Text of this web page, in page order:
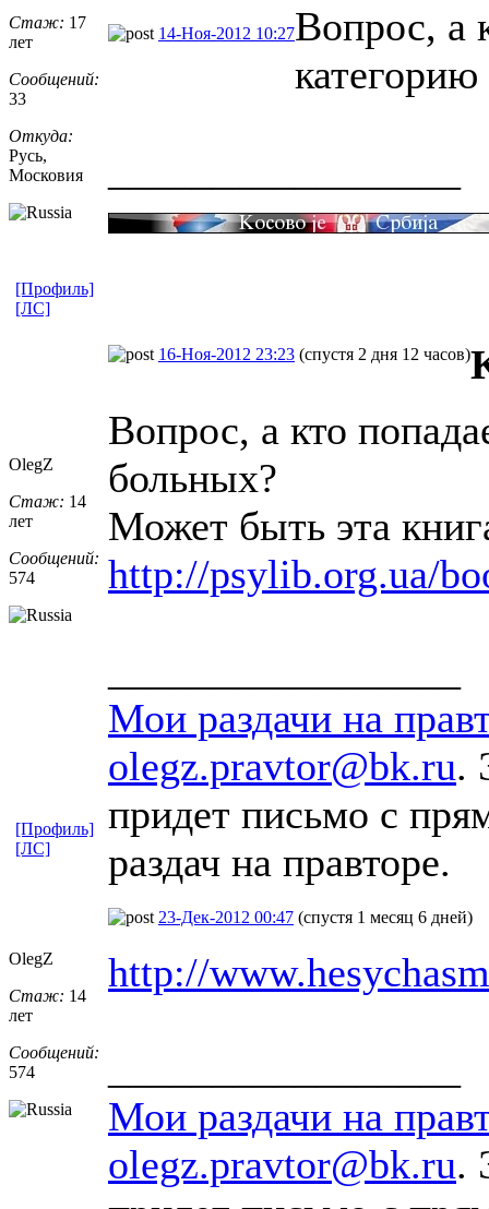
Стаж: 17
лет
Сообщений:
33
Откуда:
Русь,
Московия
14-Ноя-2012 10:27Вопрос, а
[Профиль]
[ЛС]
OlegZ
Стаж: 14
лет
Сообщений:
574
16-Ноя-2012 23:23 (спустя 2 дня 12 часов)
Вопрос, а кто
больных?
Может быть эта
http://psylib.org.ua/
Мои раздачи на
olegz.pravtor@bk.ru.
придет письмо с
раздач на правторе.
[Профиль]
[ЛС]
OlegZ
Стаж: 14
лет
Сообщений:
574
23-Дек-2012 00:47 (спустя 1 месяц 6 дней)
http://
Мои раздачи на
olegz.pravtor@bk.ru.